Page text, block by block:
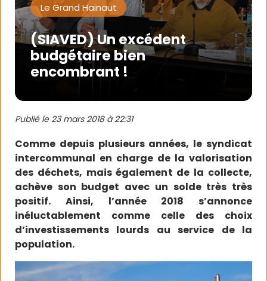
Le Grand Hainaut
(SIAVED) Un excédent
budgétaire bien
encombrant !
Publié le23 mars 2018 à 22:31
Comme depuis plusieurs années, le syndicat
intercommunal en charge de la valorisation
des déchets, mais également de la collecte,
achève son budget avec un solde très très
positif. Ainsi, l’année 2018 s’annonce
inéluctablement comme celle des choix
d’investissements lourds au service de la
population.